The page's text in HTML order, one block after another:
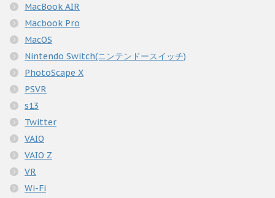
MacBook AIR
Macbook Pro
MacOS
Nintendo Switch(ニンテンドースイッチ)
PhotoScape X
PSVR
s13
Twitter
VAIO
VAIO Z
VR
Wi-Fi